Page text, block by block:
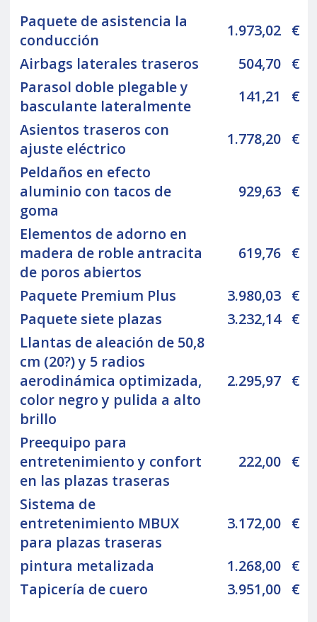
Paquete de asistencia la
conducción
1.973,02 €
Airbags laterales traseros
504,70 €
Parasol doble plegable y
basculante lateralmente
141,21
€
Asientos traseros con
ajuste eléctrico
1.778,20 €
Peldaños en efecto
aluminio con tacos de
goma
929,63 €
Elementos de adorno en
madera de roble antracita
de poros abiertos
619,76 €
Paquete Premium Plus 3.980,03 €
Paquete siete plazas
3.232,14 €
Llantas de aleación de 50,8
cm (20?) y 5 radios
aerodinámica optimizada,
color negro y pulida a alto
brillo
2.295,97 €
Preequipo para
entretenimiento y confort
en las plazas traseras
222,00 €
Sistema de
entretenimiento MBUX
para plazas traseras
3.172,00 €
pintura metalizada 1.268,00 €
Tapicería de cuero
3.951,00 €